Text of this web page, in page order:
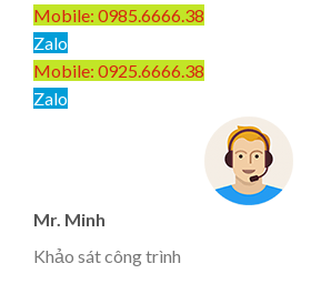
Mobile: 0985.6666.38
Zalo
Mobile: 0925.6666.38
Zalo
Mr. Minh
Khảo sát công trình